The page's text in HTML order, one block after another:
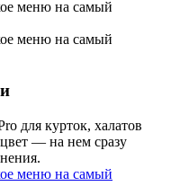
для курток, халатов
— на нем сразу